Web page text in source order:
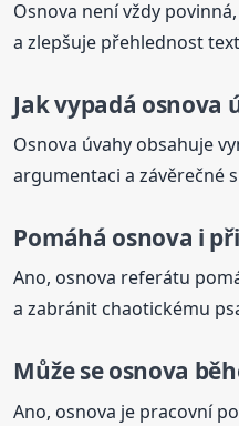
Osnova není vždy
a zlepšuje přehlednost
Jak vypadá osnova
Osnova úvahy obsahuje
argumentaci a závěrečné
Pomáhá osnova i
Ano, osnova referátu
a zabránit chaotickému
Může se osnova
Ano, osnova je pracovní